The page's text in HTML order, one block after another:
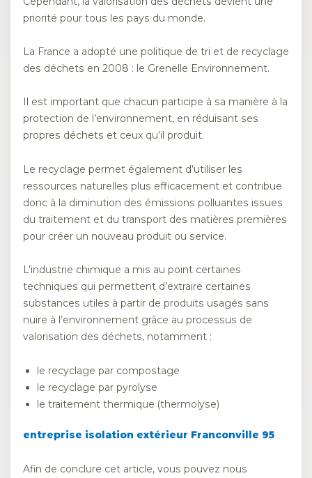
priorité pour tous les pays du monde.
La France a adopté une politique de tri et de recyclage
des déchets en 2008 : le Grenelle Environnement.
Il est important que chacun participe à sa manière à la
protection de l’environnement, en réduisant ses
propres déchets et ceux qu’il produit.
Le recyclage permet également d’utiliser les
ressources naturelles plus efficacement et contribue
donc à la diminution des émissions polluantes issues
du traitement et du transport des matières premières
pour créer un nouveau produit ou service.
L’industrie chimique a mis au point certaines
techniques qui permettent d’extraire certaines
substances utiles à partir de produits usagés sans
nuire à l’environnement grâce au processus de
valorisation des déchets, notamment :
le recyclage par compostage
le recyclage par pyrolyse
le traitement thermique (thermolyse)
entreprise isolation extérieur Franconville 95
Afin de conclure cet article, vous pouvez nous